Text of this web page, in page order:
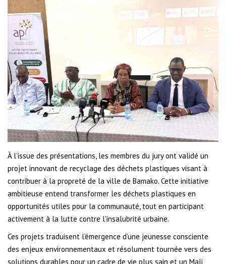
À l’issue des présentations, les membres du jury ont validé un
projet innovant de recyclage des déchets plastiques visant à
contribuer à la propreté de la ville de Bamako. Cette initiative
ambitieuse entend transformer les déchets plastiques en
opportunités utiles pour la communauté, tout en participant
activement à la lutte contre l’insalubrité urbaine.
Ces projets traduisent l’émergence d’une jeunesse consciente
des enjeux environnementaux et résolument tournée vers des
solutions durables pour un cadre de vie plus sain et un Mali